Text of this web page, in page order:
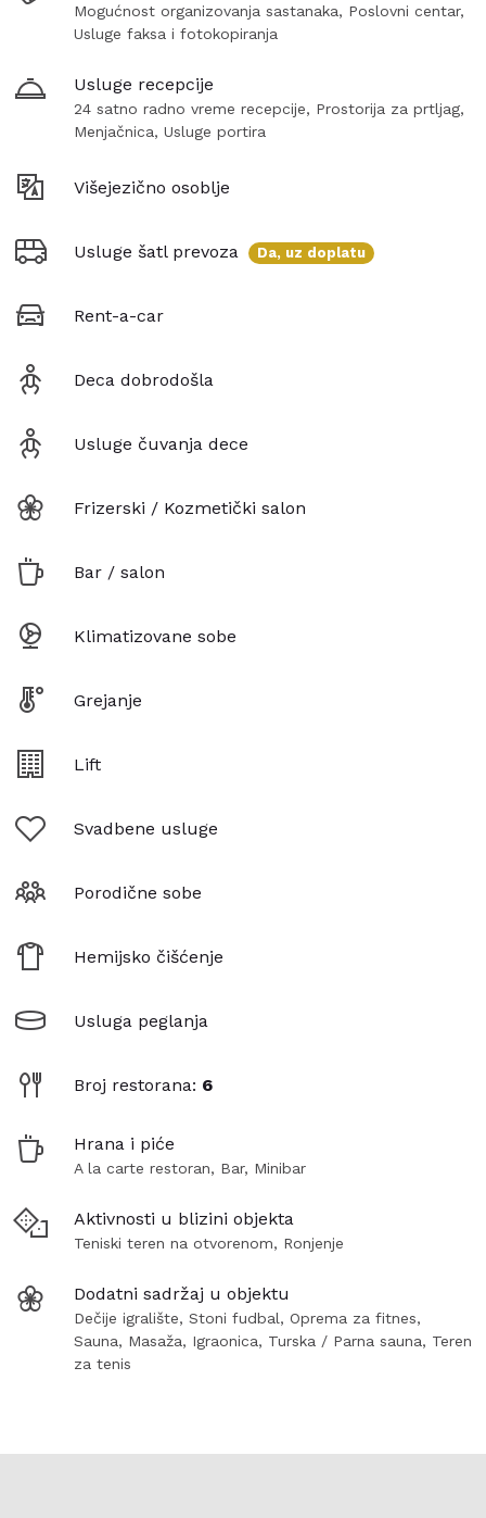
Mogućnost organizovanja sastanaka, Poslovni centar,
Usluge faksa i fotokopiranja
Usluge recepcije
24 satno radno vreme recepcije, Prostorija za prtljag,
Menjačnica, Usluge portira
Višejezično osoblje
Usluge šatl prevoza Da, uz doplatu
Rent-a-car
Deca dobrodošla
Usluge čuvanja dece
Frizerski / Kozmetički salon
Bar / salon
Klimatizovane sobe
Grejanje
Lift
Svadbene usluge
Porodične sobe
Hemijsko čišćenje
Usluga peglanja
Broj restorana: 6
Hrana i piće
A la carte restoran, Bar, Minibar
Aktivnosti u blizini objekta
Teniski teren na otvorenom, Ronjenje
Dodatni sadržaj u objektu
Dečije igralište, Stoni fudbal, Oprema za fitnes,
Sauna, Masaža, Igraonica, Turska / Parna sauna, Teren
za tenis